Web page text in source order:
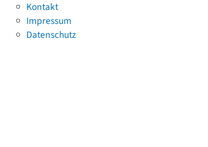
Kontakt
Impressum
Datenschutz